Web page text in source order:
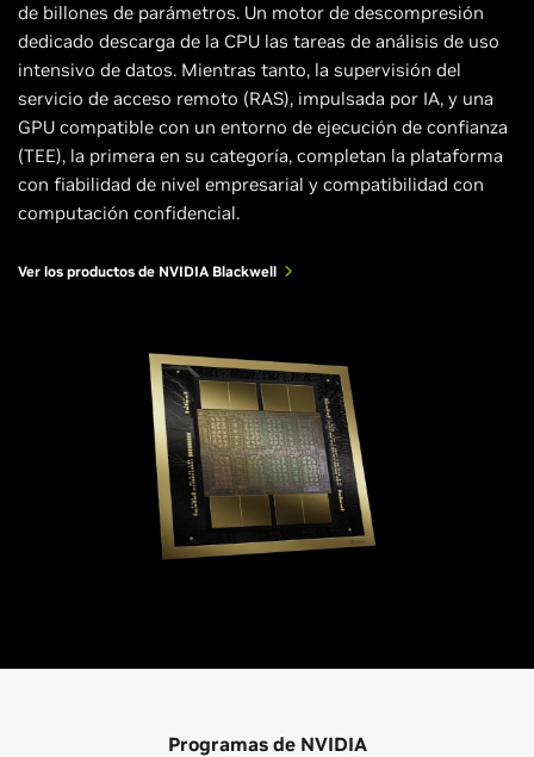
de billones de parámetros. Un motor de descompresión
dedicado descarga de la CPU las tareas de análisis de uso
intensivo de datos. Mientras tanto, la supervisión del
servicio de acceso remoto (RAS), impulsada por IA, y una
GPU compatible con un entorno de ejecución de confianza
(TEE), la primera en su categoría, completan la plataforma
con fiabilidad de nivel empresarial y compatibilidad con
computación confidencial.
Ver los productos de NVIDIA Blackwell
Programas de NVIDIA